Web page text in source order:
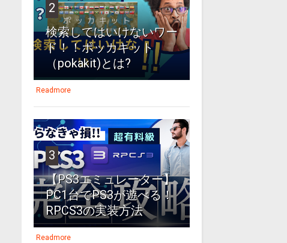
2
検索してはいけないワー
ド！！ポッカキット
（pokakit)とは?
Readmore
3
【PS3エミュレーター】
PC1台でPS3が遊べる！
RPCS3の実装方法
Readmore